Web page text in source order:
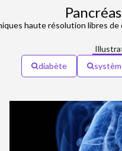
haute résolution libres
diabète